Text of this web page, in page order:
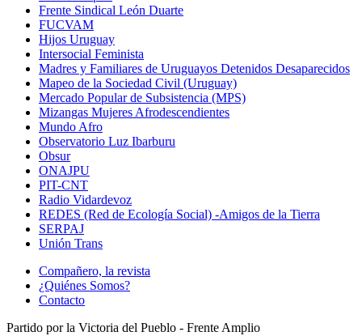
Frente Sindical León Duarte
FUCVAM
Hijos Uruguay
Intersocial Feminista
Madres y Familiares de Uruguayos Detenidos Desaparecidos
Mapeo de la Sociedad Civil (Uruguay)
Mercado Popular de Subsistencia (MPS)
Mizangas Mujeres Afrodescendientes
Mundo Afro
Observatorio Luz Ibarburu
Obsur
ONAJPU
PIT-CNT
Radio Vidardevoz
REDES (Red de Ecología Social) -Amigos de la Tierra
SERPAJ
Unión Trans
Compañero, la revista
¿Quiénes Somos?
Contacto
Partido por la Victoria del Pueblo - Frente Amplio